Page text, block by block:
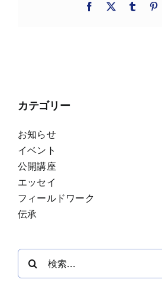
Facebook
X Tumblr
カテゴリー
お知らせ
イベント
公開講座
エッセイ
フィールドワーク
伝承